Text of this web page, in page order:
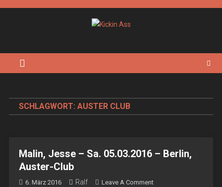
SCHLAGWORT: AUSTER CLUB
Malin, Jesse – Sa. 05.03.2016 – Berlin,
Auster-Club
6. März 2016 Ralf Leave A CommentOn